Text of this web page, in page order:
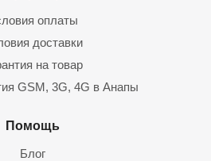
оплаты
доставки
на товар
GSM, 3G, 4G в Анапы
Помощь
Блог